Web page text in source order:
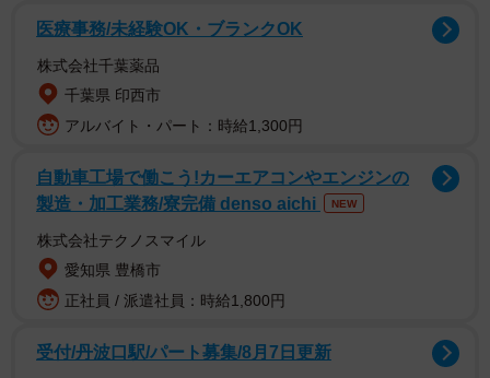
ります。活動を始めたきっかけや壮絶な経験、そして今後
「イベントだけの問題じゃない」
渋谷ハロウィン翌日の朝でした。
当時の渋谷は、路上に大量のゴミが散乱し、ハロウィンに
伴う騒動が全国的な問題となっていた時期でした。
が、その光景に衝撃を受けました」
医療事務/未経験OK・ブランクOK
株式会社千葉薬品
千葉県 印西市
アルバイト・パート：時給1,300円
自動車工場で働こう!カーエアコンやエンジンの
製造・加工業務/寮完備 denso aichi
NEW
株式会社テクノスマイル
愛知県 豊橋市
正社員 / 派遣社員：時給1,800円
受付/丹波口駅/パート募集/8月7日更新